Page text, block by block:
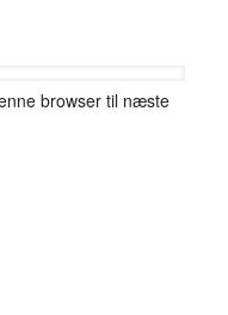
browser til næste